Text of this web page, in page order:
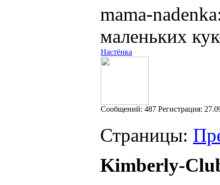
mama-
маленьких
Настёнка
Cообщений: 487 Регистрация:
Страницы:
Kimberly-